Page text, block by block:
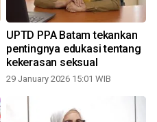
UPTD PPA Batam tekankan
pentingnya edukasi tentang
kekerasan seksual
29 January 2026 15:01 WIB